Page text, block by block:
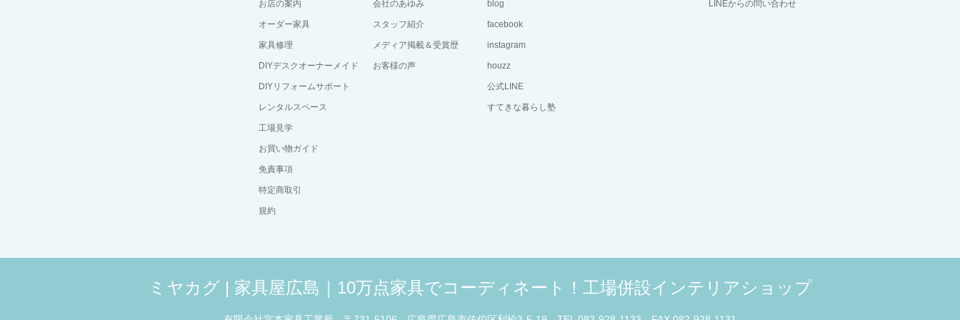
お店の案内
オーダー家具
家具修理
DIYデスクオーナーメイド
DIYリフォームサポート
レンタルスペース
工場見学
お買い物ガイド
免責事項
特定商取引
規約
会社のあゆみ
スタッフ紹介
メディア掲載＆受賞歴
お客様の声
blog
facebook
instagram
houzz
公式LINE
すてきな暮らし塾
LINEからの問い合わせ
ミヤカグ | 家具屋広島｜10万点家具でコーディネート！工場併設インテリアショップ